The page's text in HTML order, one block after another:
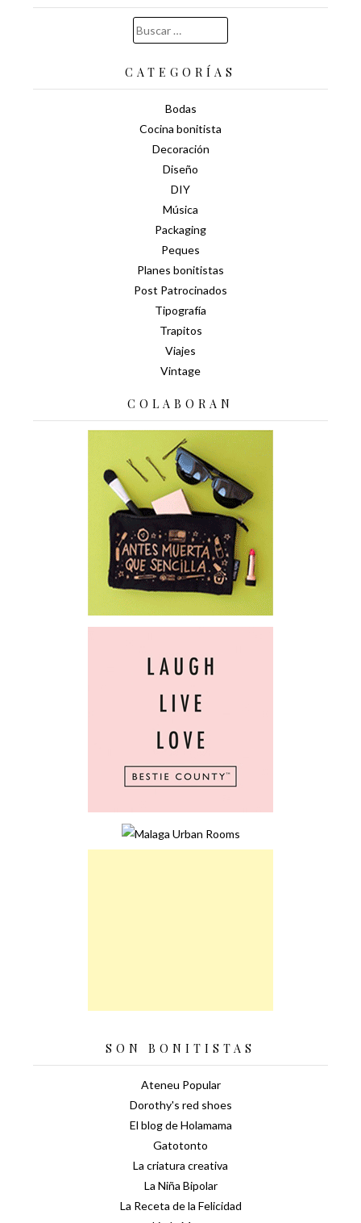
Buscar:
CATEGORÍAS
Bodas
Cocina bonitista
Decoración
Diseño
DIY
Música
Packaging
Peques
Planes bonitistas
Post Patrocinados
Tipografía
Trapitos
Viajes
Vintage
COLABORAN
SON BONITISTAS
Ateneu Popular
Dorothy's red shoes
El blog de Holamama
Gatotonto
La criatura creativa
La Niña Bipolar
La Receta de la Felicidad